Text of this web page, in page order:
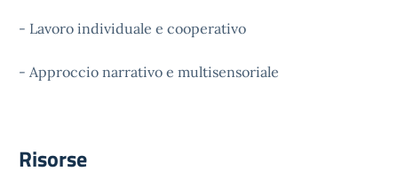
- Lavoro individuale e cooperativo
- Approccio narrativo e multisensoriale
Risorse